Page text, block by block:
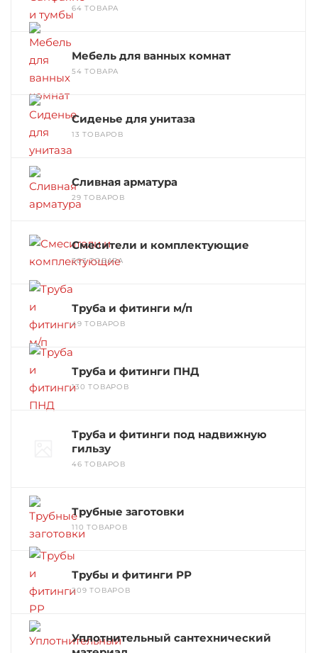
64 ТОВАРА
Мебель для ванных комнат
54 ТОВАРА
Сиденье для унитаза
13 ТОВАРОВ
Сливная арматура
29 ТОВАРОВ
Смесители и комплектующие
303 ТОВАРА
Труба и фитинги м/п
49 ТОВАРОВ
Труба и фитинги ПНД
130 ТОВАРОВ
Труба и фитинги под надвижную
гильзу
46 ТОВАРОВ
Трубные заготовки
110 ТОВАРОВ
Трубы и фитинги РР
209 ТОВАРОВ
Уплотнительный сантехнический